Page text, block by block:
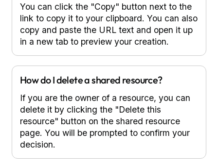
You can click the "Copy" button next to the
link to copy it to your clipboard. You can also
copy and paste the URL text and open it up
in a new tab to preview your creation.
How do I delete a shared resource?
If you are the owner of a resource, you can
delete it by clicking the "Delete this
resource" button on the shared resource
page. You will be prompted to confirm your
decision.